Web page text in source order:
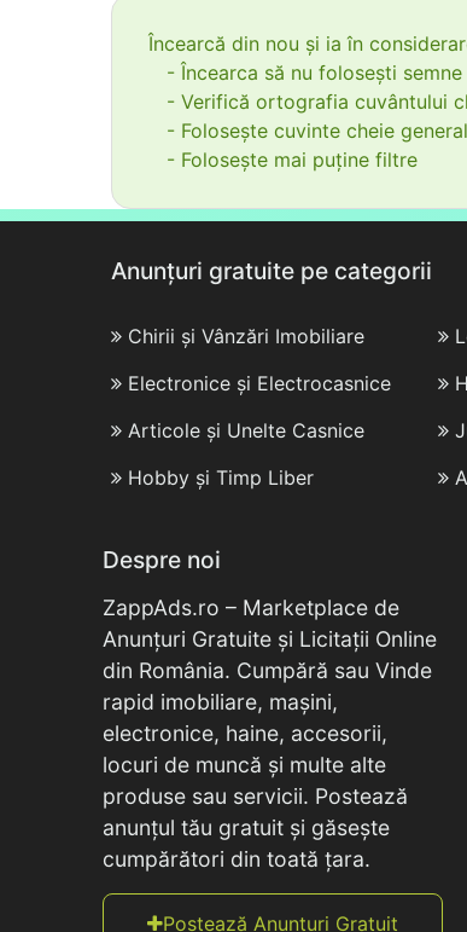
Încearcă din nou și ia în
- Încearca să nu folosești
- Verifică ortografia cuvântului
- Folosește cuvinte cheie
- Folosește mai puține filtre
Anunțuri gratuite pe categorii
Chirii și Vânzări Imobiliare
Electronice și Electrocasnice
Articole și Unelte Casnice
Hobby și Timp Liber
Despre noi
ZappAds.ro – Marketplace de
Anunțuri Gratuite și Licitații Online
din România. Cumpără sau Vinde
rapid imobiliare, mașini,
electronice, haine, accesorii,
locuri de muncă și multe alte
produse sau servicii. Postează
anunțul tău gratuit și găsește
cumpărători din toată țara.
Postează Anunțuri Gratuit